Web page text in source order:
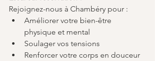
Rejoignez-nous à Chambéry pour :
Améliorer votre bien-être
physique et mental
Soulager vos tensions
Renforcer votre corps en douceur